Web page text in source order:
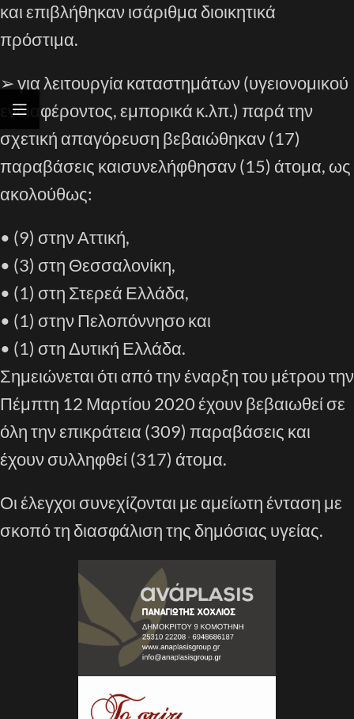
και επιβλήθηκανισάριθμα διοικητικά
πρόστιμα.
➢για λειτουργία καταστημάτων (υγειονομικού
ενδιαφέροντος, εμπορικά κ.λπ.) παρά την
σχετική απαγόρευση βεβαιώθηκαν (17)
παραβάσεις καισυνελήφθησαν (15) άτομα, ως
ακολούθως:
• (9) στην Αττική,
• (3) στη Θεσσαλονίκη,
• (1) στη Στερεά Ελλάδα,
• (1) στην Πελοπόννησοκαι
• (1) στηΔυτική Ελλάδα.
Σημειώνεται ότι από την έναρξη του μέτρουτην
Πέμπτη 12 Μαρτίου 2020 έχουν βεβαιωθεί σε
όλη την επικράτεια (309) παραβάσεις και
έχουν συλληφθεί (317) άτομα.
Οι έλεγχοι συνεχίζονται με αμείωτη ένταση με
σκοπό τη διασφάλισητης δημόσιας υγείας.